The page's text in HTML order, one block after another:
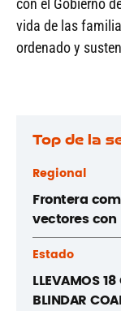
con el Gobierno
vida de las
ordenado y
Top de la
Regional
Frontera
vectores con
Estado
LLEVAMOS
BLINDAR